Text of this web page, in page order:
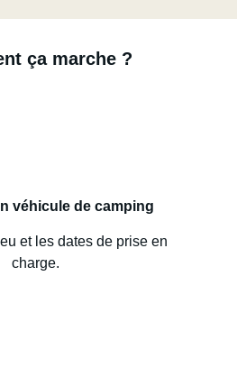
ça marche ?
véhicule de camping
et les dates de prise en
charge.